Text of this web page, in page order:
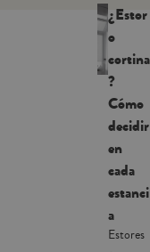
¿Estor
o
cortina
?
Cómo
decidir
en
cada
estanci
a
Estores